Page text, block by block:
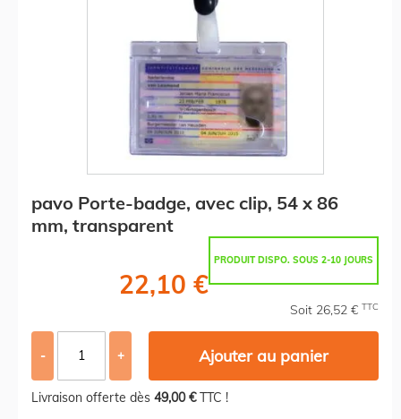
pavo Porte-badge, avec clip, 54 x 86
mm, transparent
PRODUIT DISPO. SOUS 2-10 JOURS
22,10 €
Soit 26,52 € TTC
- + Ajouter au panier
Livraison offerte dès 49,00 €TTC !